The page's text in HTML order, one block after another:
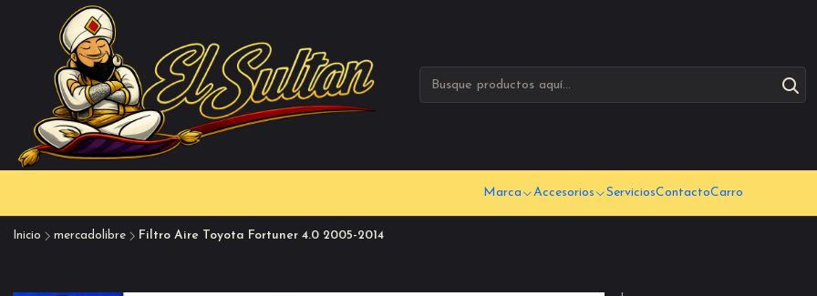
Marca Accesorios ServiciosContactoCarro
Inicio mercadolibre Filtro Aire Toyota Fortuner 4.0 2005-2014